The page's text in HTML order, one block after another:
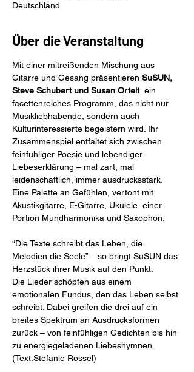
Deutschland
Über die Veranstaltung
Mit einer mitreißenden Mischung aus
Gitarre und Gesang präsentieren SuSUN,
Steve Schubert und Susan Ortelt ein
facettenreiches Programm, das nicht nur
Musikliebhabende, sondern auch
Kulturinteressierte begeistern wird. Ihr
Zusammenspiel entfaltet sich zwischen
feinfühliger Poesie und lebendiger
Liebeserklärung – mal zart, mal
leidenschaftlich, immer ausdrucksstark.
Eine Palette an Gefühlen, vertont mit
Akustikgitarre, E-Gitarre, Ukulele, einer
Portion Mundharmonika und Saxophon.
“Die Texte schreibt das Leben, die
Melodien die Seele” – so bringt SuSUN das
Herzstück ihrer Musik auf den Punkt.
Die Lieder schöpfen aus einem
emotionalen Fundus, den das Leben selbst
schreibt. Dabei greifen die drei auf ein
breites Spektrum an Ausdrucksformen
zurück – von feinfühligen Gedichten bis hin
zu energiegeladenen Liebeshymnen.
(Text:Stefanie Rössel)